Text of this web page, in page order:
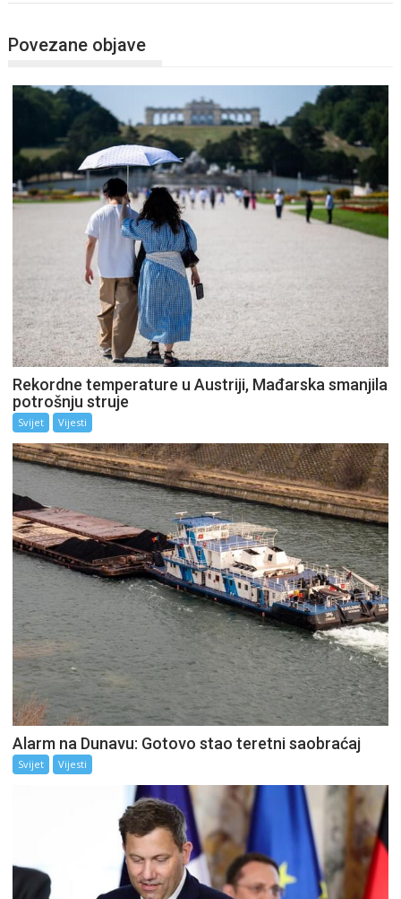
Povezane objave
Rekordne temperature u Austriji, Mađarska smanjila
potrošnju struje
Svijet Vijesti
Alarm na Dunavu: Gotovo stao teretni saobraćaj
Svijet Vijesti